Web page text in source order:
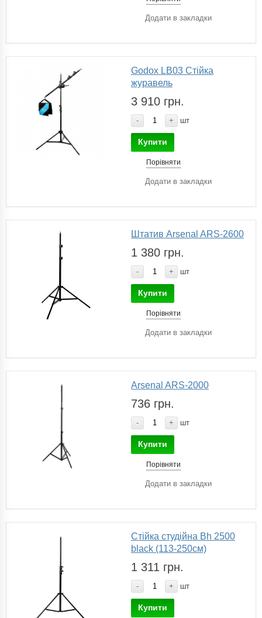
Додати в закладки
Godox LB03 Стійка
журавель
3 910 грн.
- + шт
Купити
Порівняти
Додати в закладки
Штатив Arsenal ARS-2600
1 380 грн.
- + шт
Купити
Порівняти
Додати в закладки
Arsenal ARS-2000
736 грн.
- + шт
Купити
Порівняти
Додати в закладки
Стійка студійна Bh 2500
black (113-250см)
1 311 грн.
- + шт
Купити